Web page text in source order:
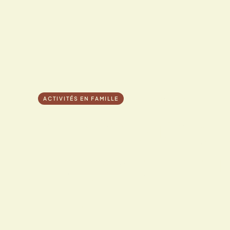
ACTIVITÉS EN FAMILLE JEUDI 12 MAI 2022